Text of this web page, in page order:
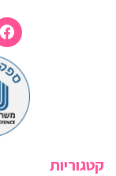
קטגוריות